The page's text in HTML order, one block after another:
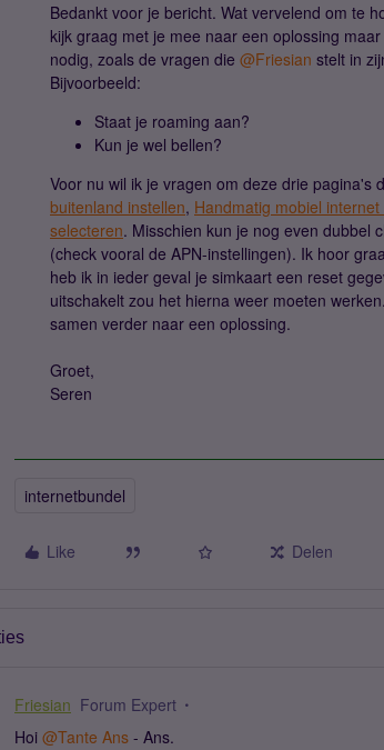
Bedankt voor je bericht. Wat vervelend om te
kijk graag met je mee naar een oplossing
nodig, zoals de vragen die ​ @Friesian stelt in
Bijvoorbeeld:
Staat je roaming aan?
Kun je wel bellen?
Voor nu wil ik je vragen om deze drie pagina's
buitenland instellen, Handmatig mobiel internet
selecteren. Misschien kun je nog even dubbel
(check vooral de APN-instellingen). Ik hoor
heb ik in ieder geval je simkaart een reset
uitschakelt zou het hierna weer moeten
samen verder naar een oplossing.
Groet,
Seren​​​​​​​
internetbundel
Like Delen
Friesian Forum Expert
Hoi ​ @Tante Ans - Ans.